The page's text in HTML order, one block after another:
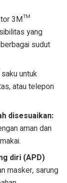
3M™
yang
sudut
untuk
atau telepon
disesuaikan:
aman dan
diri (APD)
masker, sarung